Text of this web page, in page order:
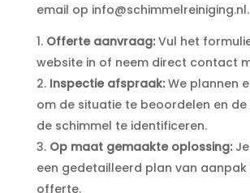
email op info@schimmelreiniging.​nl.​
Offerte aanvraag:Vul het
website in of neem direct contact
Inspectie afspraak:We plannen
om de situatie te beoordelen en
de schimmel te identificeren.​
Op maat gemaakte oplossing:
een gedetailleerd plan van aanpak
offerte.​